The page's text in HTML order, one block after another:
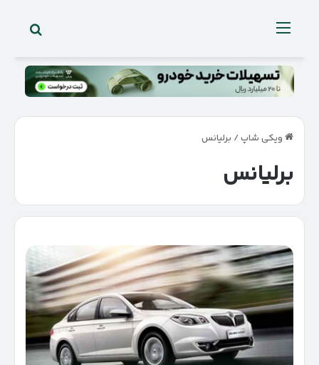
منو
ویکی شاپ/ برلیانس
برلیانس